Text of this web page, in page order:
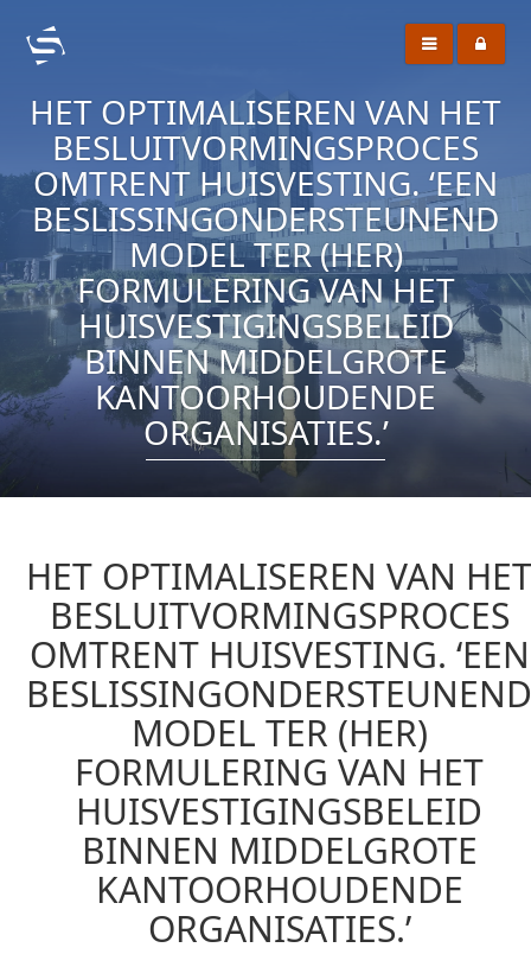
HET OPTIMALISEREN VAN HET
BESLUITVORMINGSPROCES
OMTRENT HUISVESTING. ‘EEN
BESLISSINGONDERSTEUNEND
MODEL TER (HER)
FORMULERING VAN HET
HUISVESTIGINGSBELEID
BINNEN MIDDELGROTE
KANTOORHOUDENDE
ORGANISATIES.’
HET OPTIMALISEREN VAN
BESLUITVORMINGSPROCES
OMTRENT HUISVESTING. ‘EEN
MODEL TER (HER)
FORMULERING VAN HET
HUISVESTIGINGSBELEID
BINNEN MIDDELGROTE
KANTOORHOUDENDE
ORGANISATIES.’